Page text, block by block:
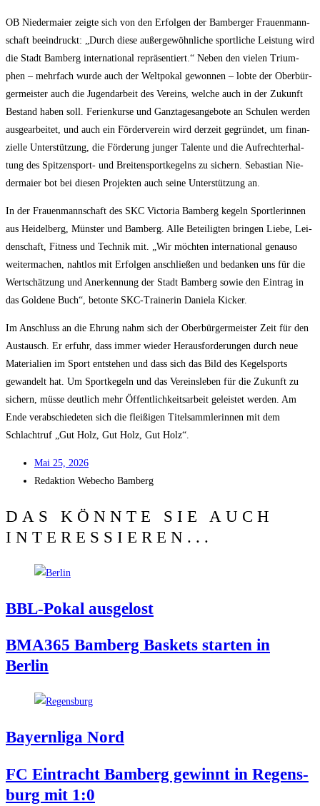
OB Nie­der­mai­er zeig­te sich von den Erfol­gen der Bam­ber­ger Frau­en­mann­
schaft beein­druckt: „Durch die­se außer­ge­wöhn­li­che sport­li­che Leis­tung wird
die Stadt Bam­berg inter­na­tio­nal reprä­sen­tiert.“ Neben den vie­len Tri­um­
phen – mehr­fach wur­de auch der Welt­po­kal gewon­nen – lob­te der Ober­bür­
ger­meis­ter auch die Jugend­ar­beit des Ver­eins, wel­che auch in der Zukunft
Bestand haben soll. Feri­en­kur­se und Ganz­ta­ges­an­ge­bo­te an Schu­len wer­den
aus­ge­ar­bei­tet, und auch ein För­der­ver­ein wird der­zeit gegrün­det, um finan­
zi­el­le Unter­stüt­zung, die För­de­rung jun­ger Talen­te und die Auf­recht­erhal­
tung des Spit­zen­sport- und Brei­ten­sport­ke­gelns zu sichern. Sebas­ti­an Nie­
der­mai­er bot bei die­sen Pro­jek­ten auch sei­ne Unter­stüt­zung an.
In der Frau­en­mann­schaft des SKC Vic­to­ria Bam­berg kegeln Sport­le­rin­nen
aus Hei­del­berg, Müns­ter und Bam­berg. Alle Betei­lig­ten brin­gen Lie­be, Lei­
den­schaft, Fit­ness und Tech­nik mit. „Wir möch­ten inter­na­tio­nal genau­so
wei­ter­ma­chen, naht­los mit Erfol­gen anschlie­ßen und bedan­ken uns für die
Wert­schät­zung und Aner­ken­nung der Stadt Bam­berg sowie den Ein­trag in
das Gol­de­ne Buch“, beton­te SKC-Trai­ne­rin Danie­la Kicker.
Im Anschluss an die Ehrung nahm sich der Ober­bür­ger­meis­ter Zeit für den
Aus­tausch. Er erfuhr, dass immer wie­der Her­aus­for­de­run­gen durch neue
Mate­ria­li­en im Sport ent­ste­hen und dass sich das Bild des Kegel­sports
gewan­delt hat. Um Sport­ke­geln und das Ver­eins­le­ben für die Zukunft zu
sichern, müs­se deut­lich mehr Öffent­lich­keits­ar­beit geleis­tet wer­den. Am
Ende ver­ab­schie­de­ten sich die flei­ßi­gen Titel­samm­le­rin­nen mit dem
Schlacht­ruf „Gut Holz, Gut Holz, Gut Holz“.
Mai 25, 2026
Redak­ti­on Web­echo Bamberg
DAS KÖNNTE SIE AUCH
INTERESSIEREN...
BBL-Pokal aus­ge­lost
BMA365 Bam­berg Bas­kets star­ten in
Berlin
Bay­ern­li­ga Nord
FC Ein­tracht Bam­berg gewinnt in Regens­
burg mit 1:0